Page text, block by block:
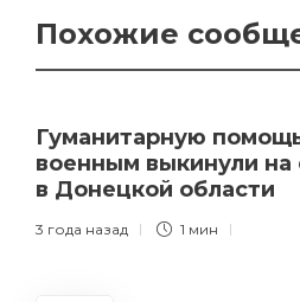
Похожие
Гуманитарную
военным выкинули на
в Донецкой области
3 года назад 1 мин